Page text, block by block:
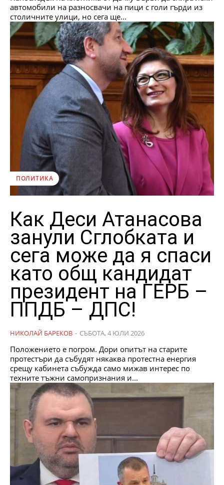
автомобили на разносвачи на пици с голи гърди из
столичните улици, но сега ще...
ПОЛИТИКА
Как Деси Атанасова
занули Сглобката и
сега може да я спаси
като общ кандидат
президент на ГЕРБ –
ППДБ – ДПС!
НИКОЛАЙ БАРЕКОВ - СЪБОТА, 4 ЮЛИ 2026
Положението е погром. Дори опитът на старите
протестъри да събудят някаква протестна енергия
срещу кабинета събужда само мижав интерес по
техните тъжни самопризнания и...